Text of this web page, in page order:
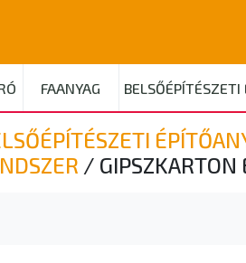
FAANYAG BELSŐÉPÍTÉSZETI
/ GIPSZKARTON